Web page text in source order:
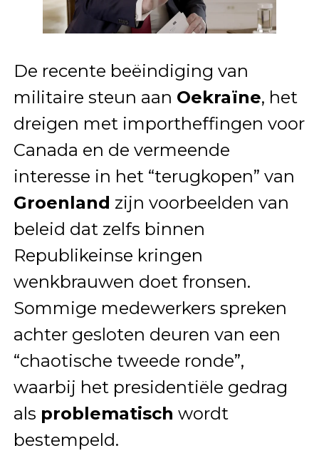
De recente beëindiging van
militaire steun aan Oekraïne, het
dreigen met importheffingen voor
Canada en de vermeende
interesse in het “terugkopen” van
Groenland zijn voorbeelden van
beleid dat zelfs binnen
Republikeinse kringen
wenkbrauwen doet fronsen.
Sommige medewerkers spreken
achter gesloten deuren van een
“chaotische tweede ronde”,
waarbij het presidentiële gedrag
als problematisch wordt
bestempeld.